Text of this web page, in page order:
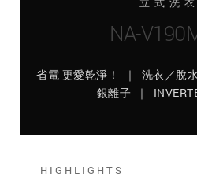
NA-
省電 更愛乾淨！ ｜ 洗衣／脫
銀離子 ｜
HIGHLIGHTS